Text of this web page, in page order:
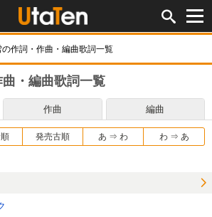
の作詞・作曲・編曲歌詞一覧
・編曲歌詞一覧
作曲 編曲
発売古順 あ ⇒ わ わ ⇒ あ